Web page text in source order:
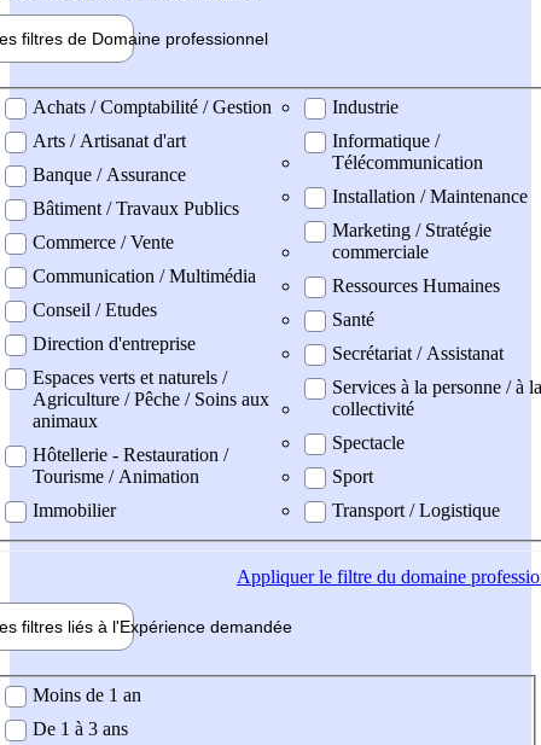
filtres de Domaine professionnel
professionel
Achats / Comptabilité / Gestion
Arts / Artisanat d'art
Banque / Assurance
Bâtiment / Travaux Publics
Commerce / Vente
Communication / Multimédia
Conseil / Etudes
Direction d'entreprise
Espaces verts et naturels /
Agriculture / Pêche / Soins aux
animaux
Hôtellerie - Restauration /
Tourisme / Animation
Immobilier
Industrie
Informatique /
Télécommunication
Installation / Maintenance
Marketing / Stratégie
commerciale
Ressources Humaines
Santé
Secrétariat / Assistanat
Services à la personne / à la
collectivité
Spectacle
Sport
Transport / Logistique
Appliquerle filtre du domaine
filtres liés à l'Expérience demandée
demandée
Moins de 1 an
De 1 à 3 ans